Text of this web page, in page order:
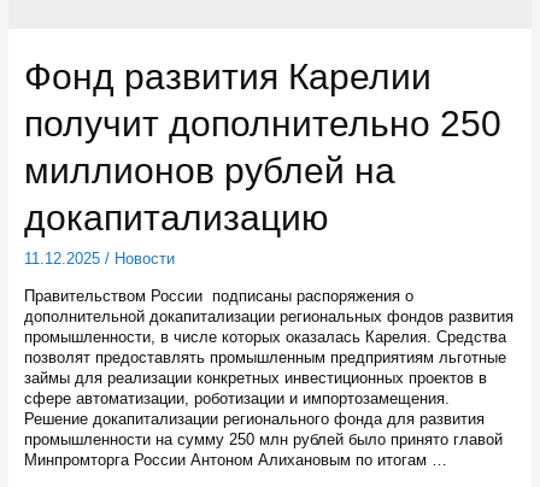
Фонд развития Карелии
получит дополнительно 250
миллионов рублей на
докапитализацию
11.12.2025/ Новости
Правительством России подписаны распоряжения о
дополнительной докапитализации региональных фондов развития
промышленности, в числе которых оказалась Карелия. Средства
позволят предоставлять промышленным предприятиям льготные
займы для реализации конкретных инвестиционных проектов в
сфере автоматизации, роботизации и импортозамещения.
Решение докапитализации регионального фонда для развития
промышленности на сумму 250 млн рублей было принято главой
Минпромторга России Антоном Алихановым по итогам …